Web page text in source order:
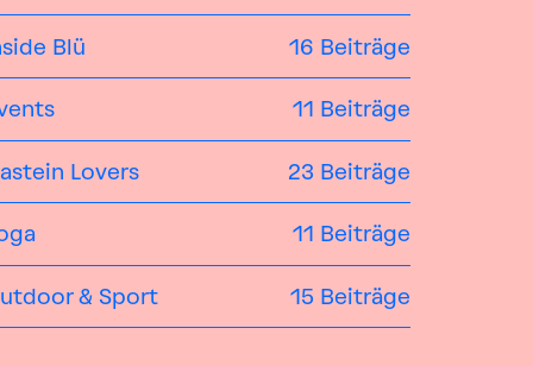
Blü 16 Beiträge
11 Beiträge
Lovers 23 Beiträge
11 Beiträge
& Sport 15 Beiträge